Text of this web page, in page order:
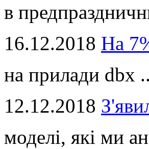
в
16.12.2018 На
на прилади dbx
12.12.2018
моделі, які ми